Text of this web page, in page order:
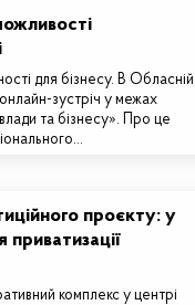
для бізнесу. В Обласній
онлайн-зустріч у межах
та бізнесу». Про це
проєкту: у
комплекс у центрі